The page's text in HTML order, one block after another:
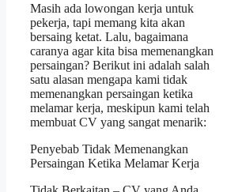
Masih ada lowongan kerja untuk
pekerja, tapi memang kita akan
bersaing ketat. Lalu, bagaimana
caranya agar kita bisa memenangkan
persaingan? Berikut ini adalah salah
satu alasan mengapa kami tidak
memenangkan persaingan ketika
melamar kerja, meskipun kami telah
membuat CV yang sangat menarik:
Penyebab Tidak Memenangkan
Persaingan Ketika Melamar Kerja